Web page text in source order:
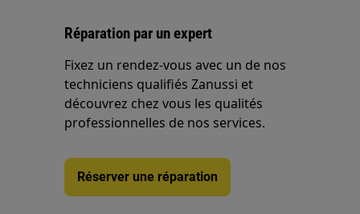
Réparation par un expert
Fixez un rendez-vous avec un de nos
techniciens qualifiés Zanussi et
découvrez chez vous les qualités
professionnelles de nos services.
Réserver une réparation